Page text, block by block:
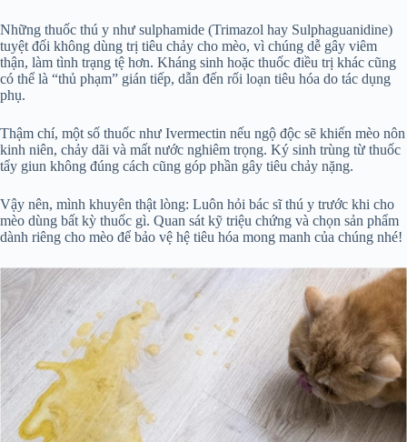
Những thuốc thú y như sulphamide (Trimazol hay Sulphaguanidine)
tuyệt đối không dùng trị tiêu chảy cho mèo, vì chúng dễ gây viêm
thận, làm tình trạng tệ hơn. Kháng sinh hoặc thuốc điều trị khác cũng
có thể là “thủ phạm” gián tiếp, dẫn đến rối loạn tiêu hóa do tác dụng
phụ.
Thậm chí, một số thuốc như Ivermectin nếu ngộ độc sẽ khiến mèo nôn
kinh niên, chảy dãi và mất nước nghiêm trọng. Ký sinh trùng từ thuốc
tẩy giun không đúng cách cũng góp phần gây tiêu chảy nặng.
Vậy nên, mình khuyên thật lòng: Luôn hỏi bác sĩ thú y trước khi cho
mèo dùng bất kỳ thuốc gì. Quan sát kỹ triệu chứng và chọn sản phẩm
dành riêng cho mèo để bảo vệ hệ tiêu hóa mong manh của chúng nhé!